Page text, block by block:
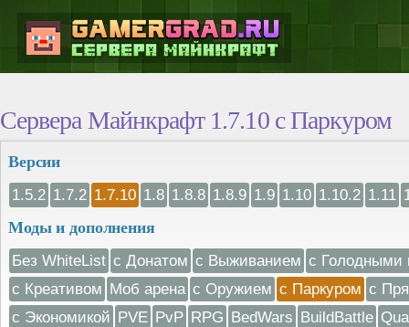
Сервера Майнкрафт 1.7.10 с Паркуром
Версии
1.5.2 1.7.2 1.7.10 1.8 1.8.8 1.8.9 1.9 1.10 1.10.2 1.11
Моды и дополнения
Без WhiteList с Донатом с Выживанием с Голодными
с Креативом Моб арена с Оружием с Паркуром с
с Экономикой PVE PvP RPG BedWars BuildBattle